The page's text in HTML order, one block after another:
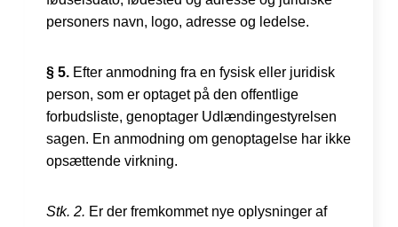
personers navn, logo, adresse og ledelse.
§ 5. Efter anmodning fra en fysisk eller juridisk
person, som er optaget på den offentlige
forbudsliste, genoptager Udlændingestyrelsen
sagen. En anmodning om genoptagelse har ikke
opsættende virkning.
Stk. 2. Er der fremkommet nye oplysninger af